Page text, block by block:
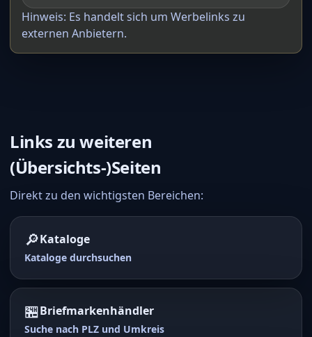
Hinweis: Es handelt sich um Werbelinks zu
externen Anbietern.
Links zu weiteren
(Übersichts-)Seiten
Direkt zu den wichtigsten Bereichen:
🔎Kataloge
Kataloge durchsuchen
🏪Briefmarkenhändler
Suche nach PLZ und Umkreis